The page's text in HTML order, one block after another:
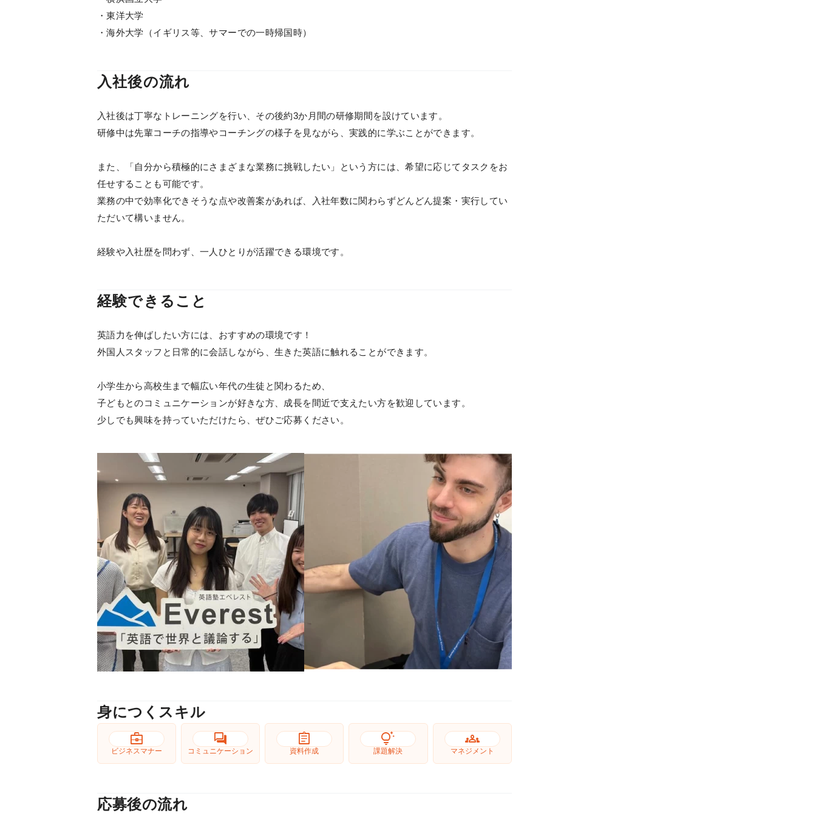
・東洋大学
・海外大学（イギリス等、サマーでの一時帰国時）
入社後の流れ
入社後は丁寧なトレーニングを行い、その後約3か月間の研修期間を設けています。
研修中は先輩コーチの指導やコーチングの様子を見ながら、実践的に学ぶことができます。
また、「自分から積極的にさまざまな業務に挑戦したい」という方には、希望に応じてタスクをお
任せすることも可能です。
業務の中で効率化できそうな点や改善案があれば、入社年数に関わらずどんどん提案・実行してい
ただいて構いません。
経験や入社歴を問わず、一人ひとりが活躍できる環境です。
経験できること
英語力を伸ばしたい方には、おすすめの環境です！
外国人スタッフと日常的に会話しながら、生きた英語に触れることができます。
小学生から高校生まで幅広い年代の生徒と関わるため、
子どもとのコミュニケーションが好きな方、成長を間近で支えたい方を歓迎しています。
少しでも興味を持っていただけたら、ぜひご応募ください。
身につくスキル
business_center
ビジネスマナー
forum
コミュニケーション
assignment
資料作成
tips_and_updates
課題解決
groups
マネジメント
応募後の流れ